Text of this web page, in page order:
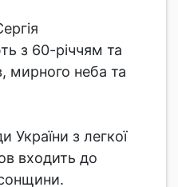
з 60-річчям та
мирного неба та
України з легкої
входить до